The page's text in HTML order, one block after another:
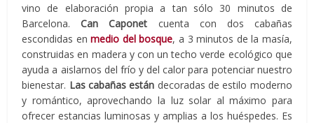
vino de elaboración propia a tan sólo 30 minutos de
Barcelona. Can Caponet cuenta con dos cabañas
escondidas enmedio del bosque, a 3 minutos de la masía,
construidas en madera y con un techo verde ecológico que
ayuda a aislarnos del frío y del calor para potenciar nuestro
bienestar. Las cabañas están decoradas de estilo moderno
y romántico, aprovechando la luz solar al máximo para
ofrecer estancias luminosas y amplias a los huéspedes. Es